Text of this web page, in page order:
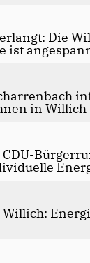
Die
ist
in Willich
CDU-